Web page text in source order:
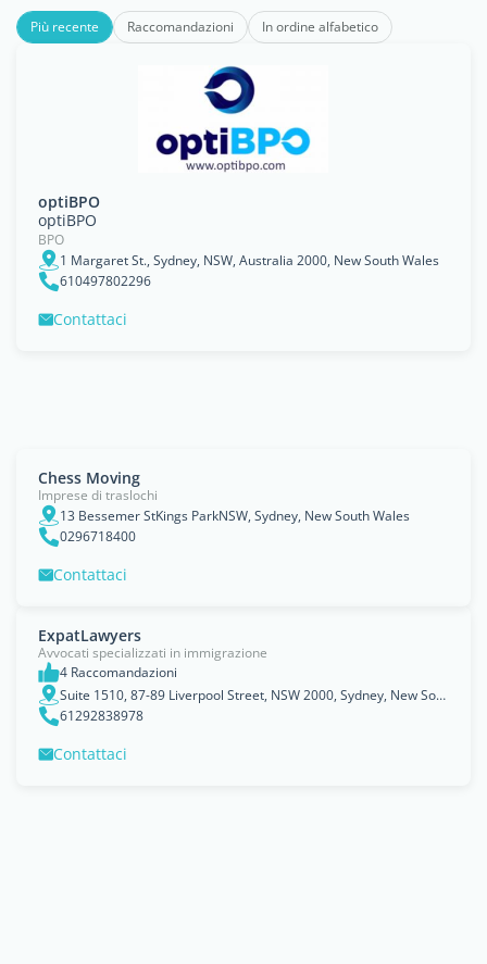
Più recente Raccomandazioni In ordine alfabetico
optiBPO
optiBPO
BPO
1 Margaret St., Sydney, NSW, Australia 2000, New South Wales
610497802296
Contattaci
Chess Moving
Imprese di traslochi
13 Bessemer StKings ParkNSW, Sydney, New South Wales
0296718400
Contattaci
ExpatLawyers
Avvocati specializzati in immigrazione
4 Raccomandazioni
Suite 1510, 87-89 Liverpool Street, NSW 2000, Sydney, New South Wales
61292838978
Contattaci